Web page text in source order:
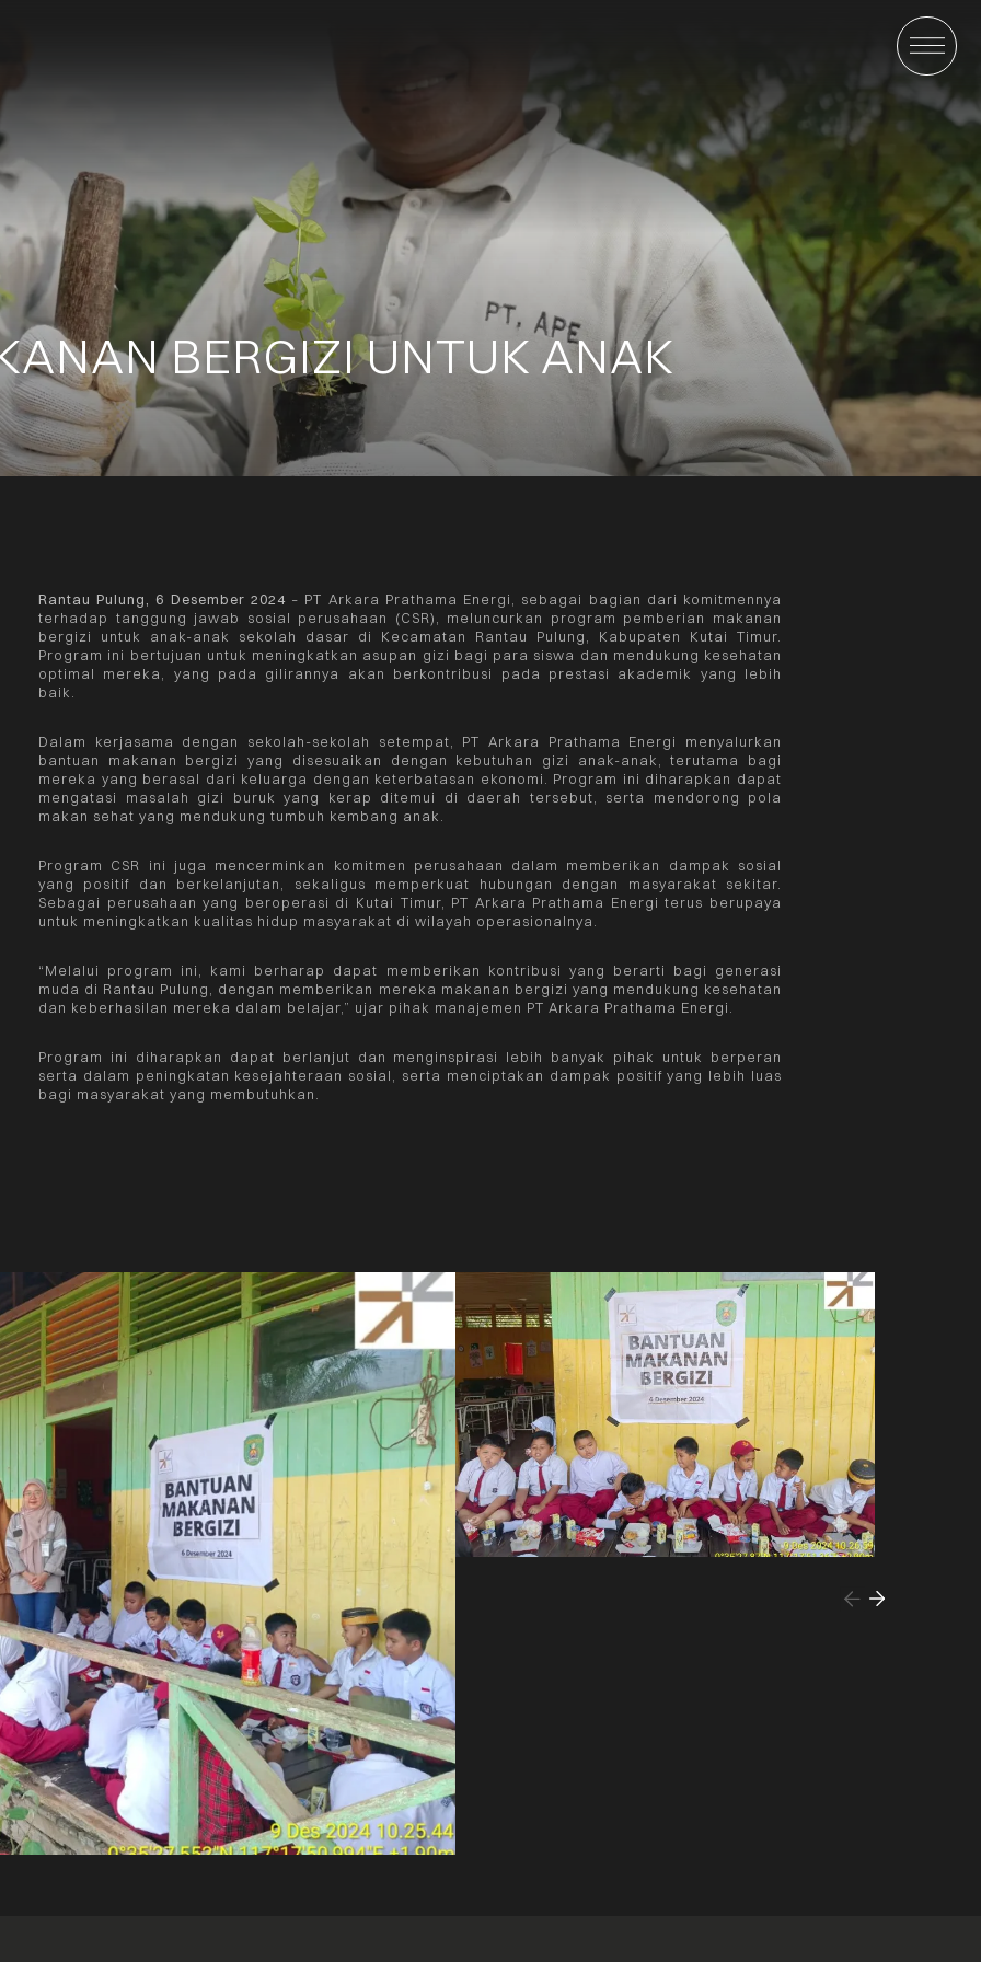
BERGIZI UNTUK ANAK
Rantau Pulung, 6 Desember 2024 – PT Arkara Prathama Energi, sebagai bagian dari komitmennya
terhadap tanggung jawab sosial perusahaan (CSR), meluncurkan program pemberian makanan
bergizi untuk anak-anak sekolah dasar di Kecamatan Rantau Pulung, Kabupaten Kutai Timur.
Program ini bertujuan untuk meningkatkan asupan gizi bagi para siswa dan mendukung kesehatan
optimal mereka, yang pada gilirannya akan berkontribusi pada prestasi akademik yang lebih
baik.
Dalam kerjasama dengan sekolah-sekolah setempat, PT Arkara Prathama Energi menyalurkan
bantuan makanan bergizi yang disesuaikan dengan kebutuhan gizi anak-anak, terutama bagi
mereka yang berasal dari keluarga dengan keterbatasan ekonomi. Program ini diharapkan dapat
mengatasi masalah gizi buruk yang kerap ditemui di daerah tersebut, serta mendorong pola
makan sehat yang mendukung tumbuh kembang anak.
Program CSR ini juga mencerminkan komitmen perusahaan dalam memberikan dampak sosial
yang positif dan berkelanjutan, sekaligus memperkuat hubungan dengan masyarakat sekitar.
Sebagai perusahaan yang beroperasi di Kutai Timur, PT Arkara Prathama Energi terus berupaya
untuk meningkatkan kualitas hidup masyarakat di wilayah operasionalnya.
“Melalui program ini, kami berharap dapat memberikan kontribusi yang berarti bagi generasi
muda di Rantau Pulung, dengan memberikan mereka makanan bergizi yang mendukung kesehatan
dan keberhasilan mereka dalam belajar,” ujar pihak manajemen PT Arkara Prathama Energi.
Program ini diharapkan dapat berlanjut dan menginspirasi lebih banyak pihak untuk berperan
serta dalam peningkatan kesejahteraan sosial, serta menciptakan dampak positif yang lebih luas
bagi masyarakat yang membutuhkan.